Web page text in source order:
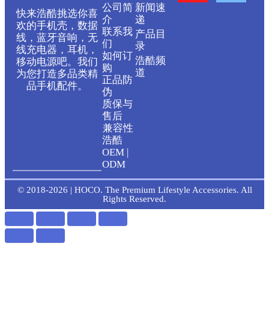
快来浩酷挑选你喜
欢的手机壳，数据
线，蓝牙音响，无
线充电器，耳机，
移动电源吧。我们
为您打造多品类精
品手机配件。
公司简
介
联系我
们
如何订
购
正品防
伪
质保与
售后
兼容性
浩酷
OEM |
ODM
新闻速
递
产品目
录
浩酷频
道
k
© 2018-2026 | HOCO. The Premium Lifestyle Accessories. All
Rights Reserved.